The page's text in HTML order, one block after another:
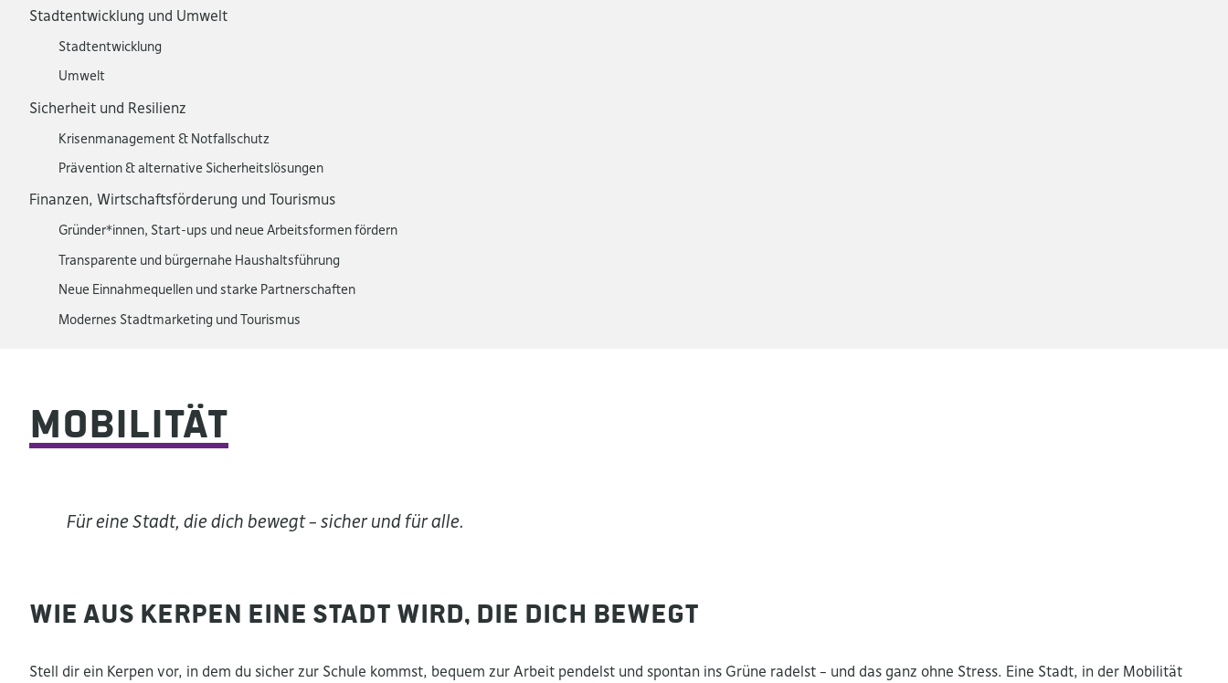
Stadtentwicklung und Umwelt
Stadtentwicklung
Umwelt
Sicherheit und Resilienz
Krisenmanagement & Notfallschutz
Prävention & alternative Sicherheitslösungen
Finanzen, Wirtschaftsförderung und Tourismus
Gründer*innen, Start-ups und neue Arbeitsformen fördern
Transparente und bürgernahe Haushaltsführung
Neue Einnahmequellen und starke Partnerschaften
Modernes Stadtmarketing und Tourismus
Mobilität
Für eine Stadt, die dich bewegt – sicher und für alle.
Wie aus Kerpen eine Stadt wird, die dich bewegt
Stell dir ein Kerpen vor, in dem du sicher zur Schule kommst, bequem zur Arbeit pendelst und spontan ins Grüne radelst – und das ganz ohne Stress. Eine Stadt, in der Mobilität